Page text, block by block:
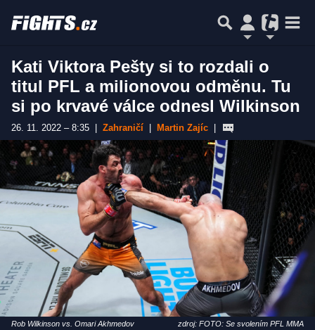
Kati Viktora Pešty si to rozdali o
titul PFL a milionovou odměnu. Tu
si po krvavé válce odnesl Wilkinson
26. 11. 2022 – 8:35 Zahraničí Martin Zajíc
Rob Wilkinson vs. Omari Akhmedov zdroj: FOTO: Se svolením PFL MMA